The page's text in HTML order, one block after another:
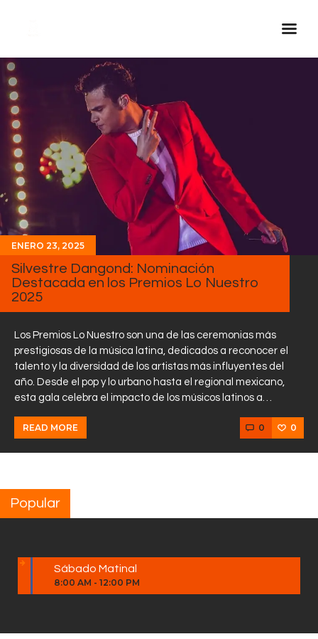
Inicio Real FM
Streaming
En Vivo
Descarga La APP
Programas
Noticias
Equipo
Sobre Nosotros
Contactos
ENERO 23, 2025
Silvestre Dangond: Nominación
Destacada en los Premios Lo Nuestro
2025
Los Premios Lo Nuestro son una de las ceremonias más
prestigiosas de la música latina, dedicados a reconocer el
talento y la diversidad de los artistas más influyentes del
año. Desde el pop y lo urbano hasta el regional mexicano,
esta gala celebra el impacto de los músicos latinos a…
READ MORE 0 0
Popular
Sábado Matinal
8:00 AM - 12:00 PM